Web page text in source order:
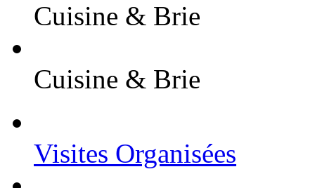
Cuisine & Brie
Cuisine & Brie
Visites Organisées